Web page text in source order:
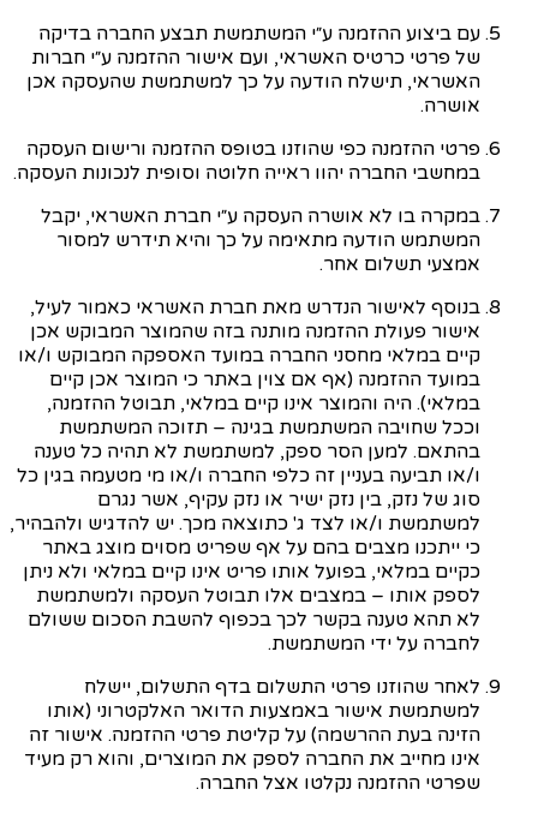
עם ביצוע ההזמנה ע״י המשתמשת תבצע החברה בדיקה
של פרטי כרטיס האשראי, ועם אישור ההזמנה ע״י חברות
האשראי, תישלח הודעה על כך למשתמשת שהעסקה אכן
אושרה.
פרטי ההזמנה כפי שהוזנו בטופס ההזמנה ורישום העסקה
במחשבי החברה יהוו ראייה חלוטה וסופית לנכונות העסקה.
במקרה בו לא אושרה העסקה ע״י חברת האשראי, יקבל
המשתמש הודעה מתאימה על כך והיא תידרש למסור
אמצעי תשלום אחר.
בנוסף לאישור הנדרש מאת חברת האשראי כאמור לעיל,
אישור פעולת ההזמנה מותנה בזה שהמוצר המבוקש אכן
קיים במלאי מחסני החברה במועד האספקה המבוקש ו/או
במועד ההזמנה (אף אם צוין באתר כי המוצר אכן קיים
במלאי). היה והמוצר אינו קיים במלאי, תבוטל ההזמנה,
וככל שחויבה המשתמשת בגינה – תזוכה המשתמשת
בהתאם. למען הסר ספק, למשתמשת לא תהיה כל טענה
ו/או תביעה בעניין זה כלפי החברה ו/או מי מטעמה בגין כל
סוג של נזק, בין נזק ישיר או נזק עקיף, אשר נגרם
למשתמשת ו/או לצד ג' כתוצאה מכך. יש להדגיש ולהבהיר,
כי ייתכנו מצבים בהם על אף שפריט מסוים מוצג באתר
כקיים במלאי, בפועל אותו פריט אינו קיים במלאי ולא ניתן
לספק אותו – במצבים אלו תבוטל העסקה ולמשתמשת
לא תהא טענה בקשר לכך בכפוף להשבת הסכום ששולם
לחברה על ידי המשתמשת.
לאחר שהוזנו פרטי התשלום בדף התשלום, יישלח
למשתמשת אישור באמצעות הדואר האלקטרוני (אותו
הזינה בעת ההרשמה) על קליטת פרטי ההזמנה. אישור זה
אינו מחייב את החברה לספק את המוצרים, והוא רק מעיד
שפרטי ההזמנה נקלטו אצל החברה.